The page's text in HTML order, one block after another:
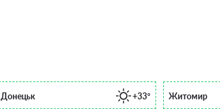
Донецьк +33° Житомир